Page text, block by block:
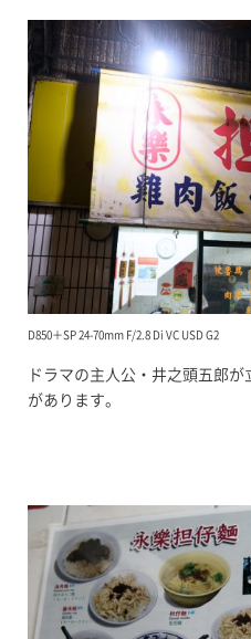
D850＋SP 24-70mm F/2.8 Di VC USD G2
ドラマの主人公・井之頭五郎が
があります。